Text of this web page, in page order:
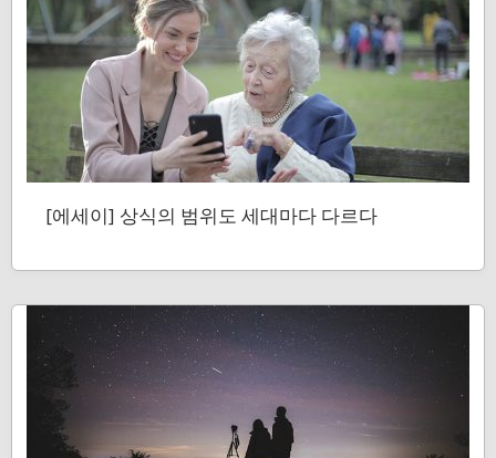
[에세이] 상식의 범위도 세대마다 다르다